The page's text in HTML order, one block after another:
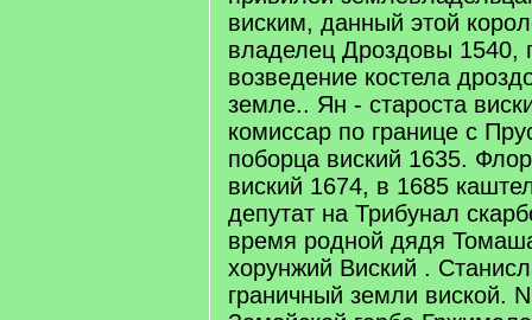
виским, данный этой
владелец Дроздовы 1540,
возведение костела
земле.. Ян - староста
комиссар по границе с
поборца виский 1635.
виский 1674, в 1685
депутат на Трибунал
время родной дядя
хорунжий Виский .
граничный земли виской.